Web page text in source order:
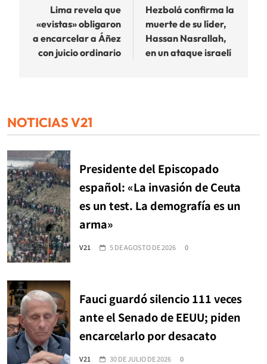
entradas
Lima revela que
«evistas» obligaron
a encarcelar a Áñez
con juicio ordinario
Hezbolá confirma la
muerte de su líder,
Hassan Nasrallah,
en un ataque israelí
NOTICIAS V21
Presidente del Episcopado
español: «La invasión de Ceuta
es un test. La demografía es un
arma»
V21 5 DE AGOSTO DE 2026 0
Fauci guardó silencio 111 veces
ante el Senado de EEUU; piden
encarcelarlo por desacato
V21 30 DE JULIO DE 2026 0